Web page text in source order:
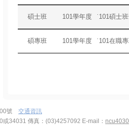
碩士班 101學年度 ˙101碩士
碩專班 101學年度 ˙101在職
號 交通資訊
或34031 傳真：(03)4257092 E-mail：